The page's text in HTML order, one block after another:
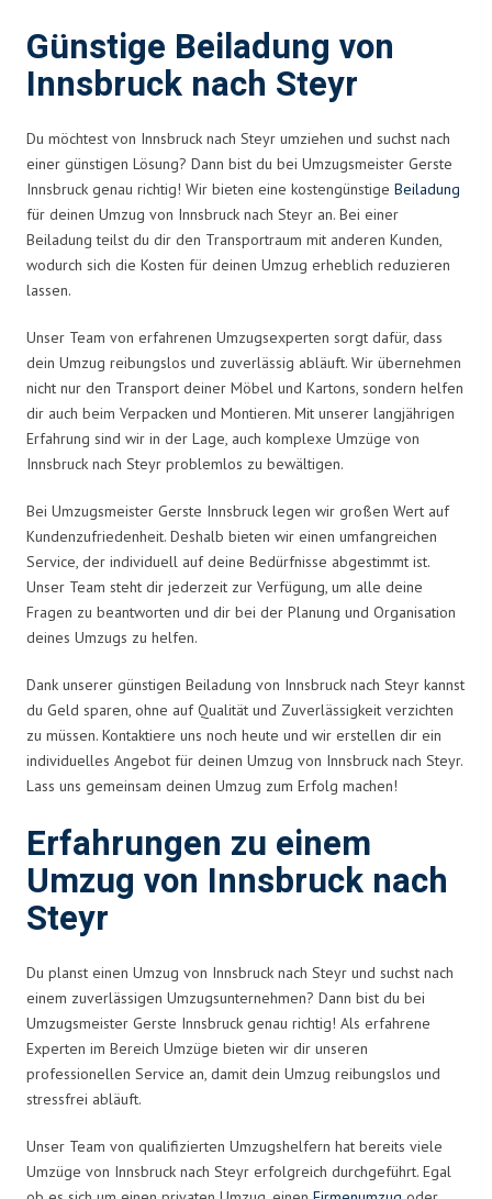
Günstige Beiladung von
Innsbruck nach Steyr
Du möchtest von Innsbruck nach Steyr umziehen und suchst nach
einer günstigen Lösung? Dann bist du bei Umzugsmeister Gerste
Innsbruck genau richtig! Wir bieten eine kostengünstige Beiladung
für deinen Umzug von Innsbruck nach Steyr an. Bei einer
Beiladung teilst du dir den Transportraum mit anderen Kunden,
wodurch sich die Kosten für deinen Umzug erheblich reduzieren
lassen.
Unser Team von erfahrenen Umzugsexperten sorgt dafür, dass
dein Umzug reibungslos und zuverlässig abläuft. Wir übernehmen
nicht nur den Transport deiner Möbel und Kartons, sondern helfen
dir auch beim Verpacken und Montieren. Mit unserer langjährigen
Erfahrung sind wir in der Lage, auch komplexe Umzüge von
Innsbruck nach Steyr problemlos zu bewältigen.
Bei Umzugsmeister Gerste Innsbruck legen wir großen Wert auf
Kundenzufriedenheit. Deshalb bieten wir einen umfangreichen
Service, der individuell auf deine Bedürfnisse abgestimmt ist.
Unser Team steht dir jederzeit zur Verfügung, um alle deine
Fragen zu beantworten und dir bei der Planung und Organisation
deines Umzugs zu helfen.
Dank unserer günstigen Beiladung von Innsbruck nach Steyr kannst
du Geld sparen, ohne auf Qualität und Zuverlässigkeit verzichten
zu müssen. Kontaktiere uns noch heute und wir erstellen dir ein
individuelles Angebot für deinen Umzug von Innsbruck nach Steyr.
Lass uns gemeinsam deinen Umzug zum Erfolg machen!
Erfahrungen zu einem
Umzug von Innsbruck nach
Steyr
Du planst einen Umzug von Innsbruck nach Steyr und suchst nach
einem zuverlässigen Umzugsunternehmen? Dann bist du bei
Umzugsmeister Gerste Innsbruck genau richtig! Als erfahrene
Experten im Bereich Umzüge bieten wir dir unseren
professionellen Service an, damit dein Umzug reibungslos und
stressfrei abläuft.
Unser Team von qualifizierten Umzugshelfern hat bereits viele
Umzüge von Innsbruck nach Steyr erfolgreich durchgeführt. Egal